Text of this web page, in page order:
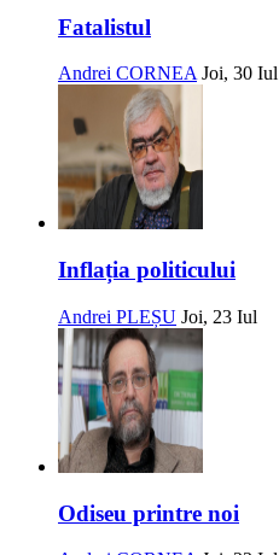
Fatalistul
Andrei CORNEA Joi, 30 Iul
Inflația politicului
Andrei PLEȘU Joi, 23 Iul
Odiseu printre noi